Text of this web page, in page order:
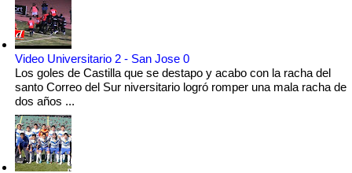
Video Universitario 2 - San Jose 0
Los goles de Castilla que se destapo y acabo con la racha del
santo Correo del Sur niversitario logró romper una mala racha de
dos años ...